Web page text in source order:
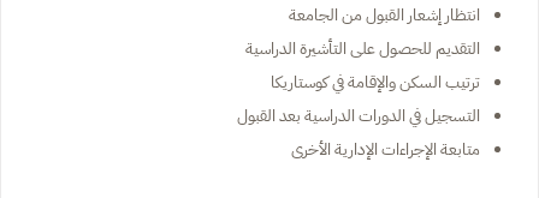
انتظار إشعار القبول من الجامعة
التقديم للحصول على التأشيرة الدراسية
ترتيب السكن والإقامة في كوستاريكا
التسجيل في الدورات الدراسية بعد القبول
متابعة الإجراءات الإدارية الأخرى